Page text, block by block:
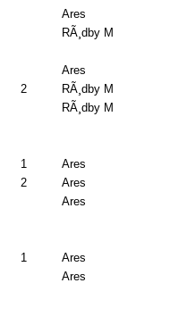
Ares
RÃ¸dby M
Ares
2 RÃ¸dby M
RÃ¸dby M
1 Ares
2 Ares
Ares
1 Ares
Ares